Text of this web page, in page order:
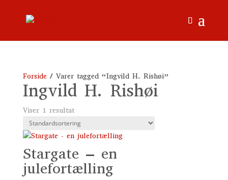
Forside/ Varer tagged “Ingvild H. Rishøi”
Ingvild H. Rishøi
Viser 1 resultat
Stargate – en
julefortælling